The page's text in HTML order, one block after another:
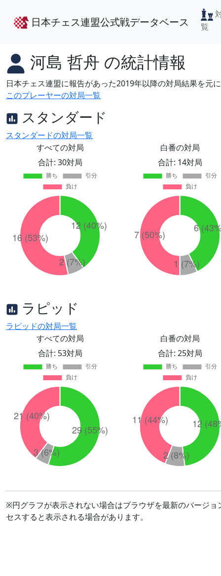
日本チェス連盟公式戦データベース
覧
河島 哲舟 の統計情報
日本チェス連盟に報告があった2019年以降の対局結果を元
このプレーヤーの対局一覧
スタンダード
スタンダードの対局一覧
すべての対局
合計: 30対局
白番の対局
合計: 14対局
ラピッド
ラピッドの対局一覧
すべての対局
合計: 53対局
白番の対局
合計: 25対局
※円グラフが表示されない場合はブラウザを最新のバージ
セスすると表示される場合があります。